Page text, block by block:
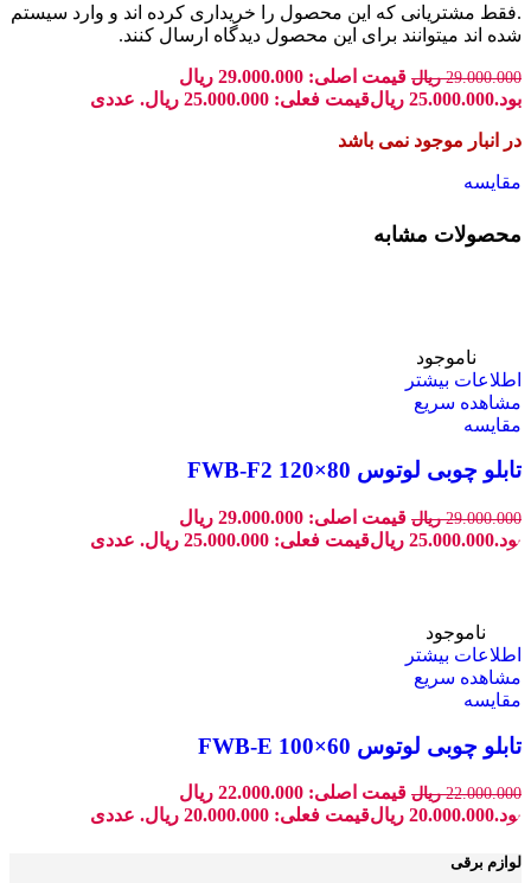
.فقط مشتریانی که این محصول را خریداری کرده اند و وارد سیستم
شده اند میتوانند برای این محصول دیدگاه ارسال کنند.
29.000.000 ریال
قیمت اصلی: 29.000.000 ریال
بود.25.000.000 ریالقیمت فعلی: 25.000.000 ریال. عددی
در انبار موجود نمی باشد
مقایسه
محصولات مشابه
ناموجود
اطلاعات بیشتر
مشاهده سریع
مقایسه
تابلو چوبی لوتوس FWB-F2 120×80
29.000.000 ریال
قیمت اصلی: 29.000.000 ریال
بود.25.000.000 ریالقیمت فعلی: 25.000.000 ریال. عددی
ناموجود
اطلاعات بیشتر
مشاهده سریع
مقایسه
تابلو چوبی لوتوس FWB-E 100×60
22.000.000 ریال
قیمت اصلی: 22.000.000 ریال
بود.20.000.000 ریالقیمت فعلی: 20.000.000 ریال. عددی
لوازم برقی